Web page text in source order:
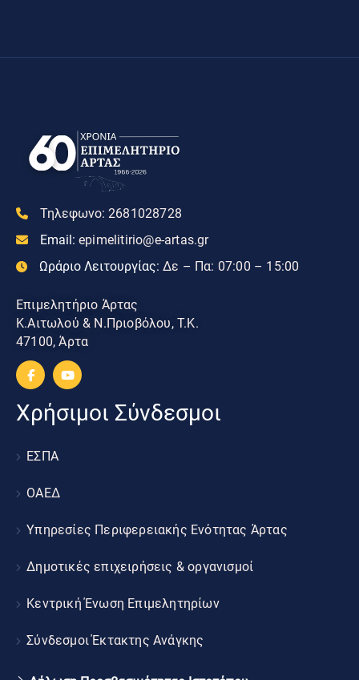
Τηλεφωνο: 2681028728
Email: epimelitirio@e-artas.gr
Ωράριο Λειτουργίας: Δε – Πα: 07:00 – 15:00
Επιμελητήριο Άρτας
Κ.Αιτωλού & Ν.Πριοβόλου, Τ.Κ.
47100, Άρτα
Χρήσιμοι Σύνδεσμοι
ΕΣΠΑ
ΟΑΕΔ
Υπηρεσίες Περιφερειακής Ενότητας Άρτας
Δημοτικές επιχειρήσεις & οργανισμοί
Κεντρική Ένωση Επιμελητηρίων
Σύνδεσμοι Έκτακτης Ανάγκης